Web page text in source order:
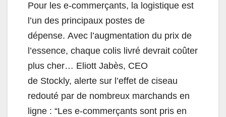
Pour les e-commerçants, la logistique est
l’un des principaux postes de
dépense. Avec l’augmentation du prix de
l’essence, chaque colis livré devrait coûter
plus cher… Eliott Jabès, CEO
de Stockly, alerte sur l’effet de ciseau
redouté par de nombreux marchands en
ligne : “Les e-commerçants sont pris en